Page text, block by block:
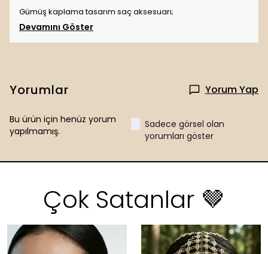
Gümüş kaplama tasarım saç aksesuarı;
Devamını Göster
Yorumlar Yorum Yap
Bu ürün için henüz yorum
yapılmamış.
Sadece görsel olan
yorumları göster
Çok Satanlar 🤎